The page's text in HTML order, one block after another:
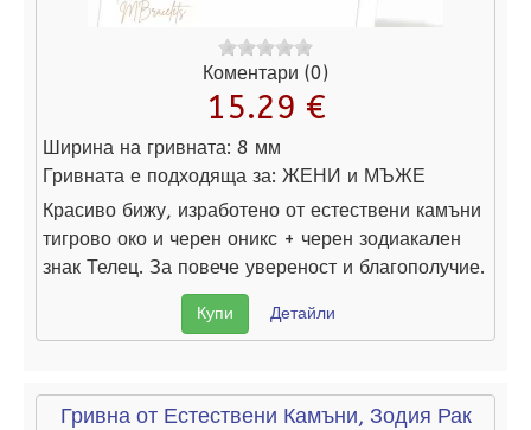
Коментари (0)
15.29 €
Ширина на гривната: 8 мм
Гривната е подходяща за: ЖЕНИ и МЪЖЕ
Красиво бижу, изработено от естествени камъни
тигрово око и черен оникс + черен зодиакален
знак Телец. За повече увереност и благополучие.
Купи Детайли
Гривна от Естествени Камъни, Зодия Рак